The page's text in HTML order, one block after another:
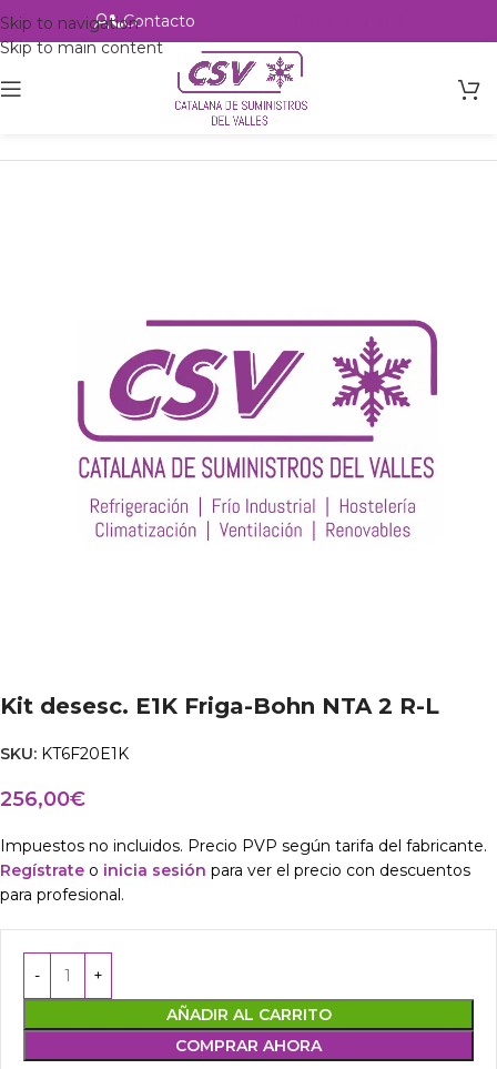
Skip to navigation
Skip to main content
Contacto
Intercambio
Kit desesc. E1K Friga-Bohn NTA 2 R-L
SKU: KT6F20E1K
256,00€
Impuestos no incluidos. Precio PVP según tarifa del fabricante.
Regístrate o inicia sesión para ver el precio con descuentos
para profesional.
AÑADIR AL CARRITO
COMPRAR AHORA